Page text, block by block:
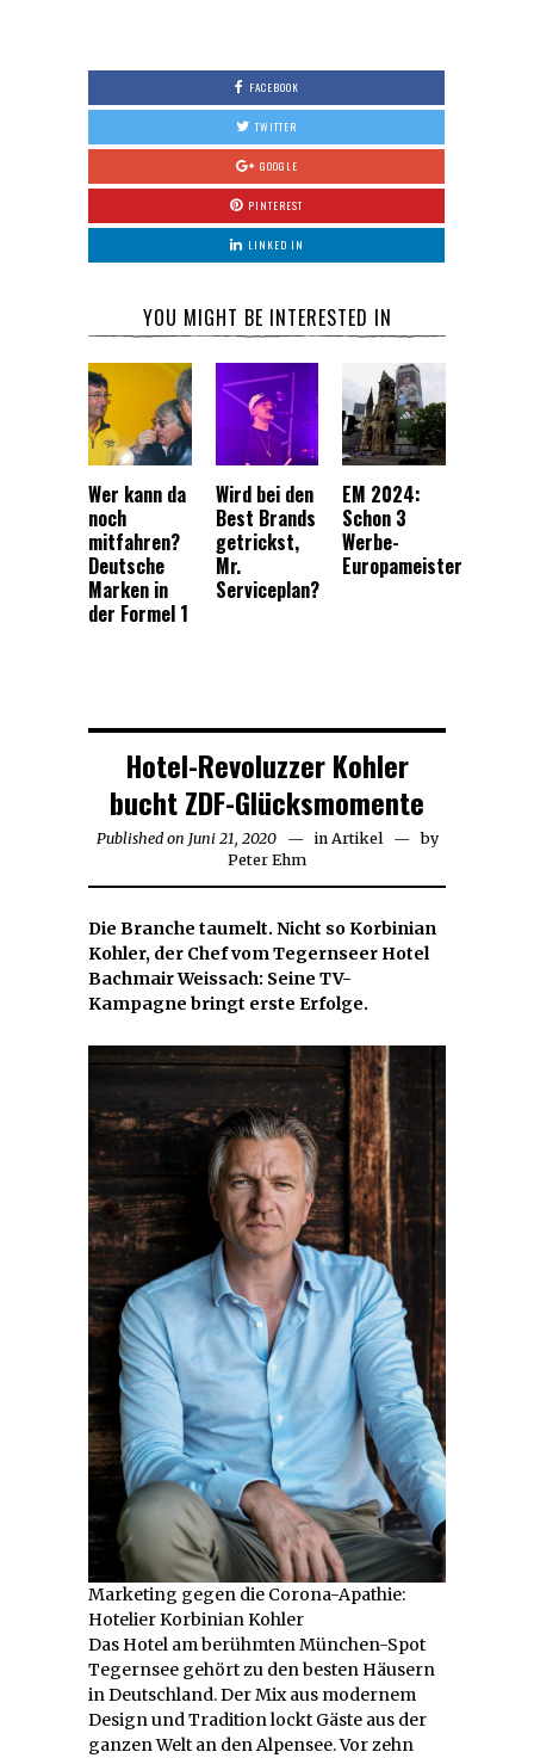
FACEBOOK
TWITTER
GOOGLE
PINTEREST
LINKED IN
YOU MIGHT BE INTERESTED IN
Wer kann da
noch
mitfahren?
Deutsche
Marken in
der Formel 1
Wird bei den
Best Brands
getrickst,
Mr.
Serviceplan?
EM 2024:
Schon 3
Werbe-
Europameister
Hotel-Revoluzzer Kohler
bucht ZDF-Glücksmomente
Published on Juni 21, 2020Juni
21,
2020
in Artikel
by
Peter Ehm
Die Branche taumelt. Nicht so Korbinian
Kohler, der Chef vom Tegernseer Hotel
Bachmair Weissach: Seine TV-
Kampagne bringt erste Erfolge.
Marketing gegen die Corona-Apathie:
Hotelier Korbinian Kohler
Das Hotel am berühmten München-Spot
Tegernsee gehört zu den besten Häusern
in Deutschland. Der Mix aus modernem
Design und Tradition lockt Gäste aus der
ganzen Welt an den Alpensee. Vor zehn